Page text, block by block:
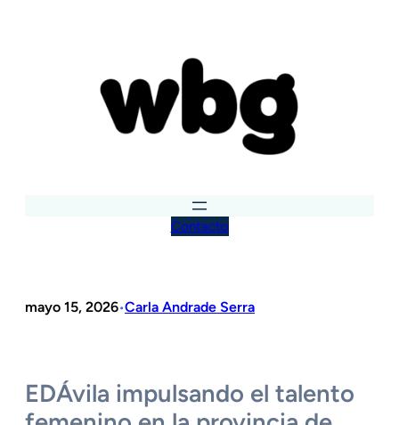
Contacto
mayo 15, 2026•Carla Andrade Serra
EDÁvila impulsando el talento